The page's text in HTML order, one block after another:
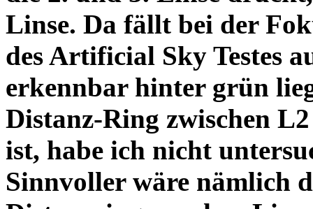
Linse. Da fällt bei der
des Artificial Sky Testes
erkennbar hinter grün
Distanz-Ring zwischen
ist, habe ich nicht
Sinnvoller wäre nämlich